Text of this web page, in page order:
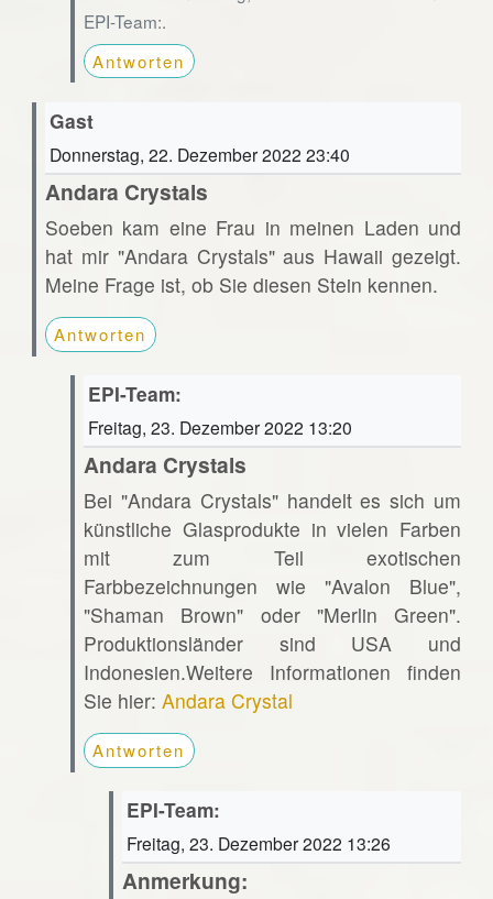
EPI-Team:.
Antworten
Gast
Donnerstag, 22. Dezember 2022 23:40
Andara Crystals
Soeben kam eine Frau in meinen Laden und
hat mir "Andara Crystals" aus Hawaii gezeigt.
Meine Frage ist, ob Sie diesen Stein kennen.
Antworten
EPI-Team:
Freitag, 23. Dezember 2022 13:20
Andara Crystals
Bei "Andara Crystals" handelt es sich um
künstliche Glasprodukte in vielen Farben
mit zum Teil exotischen
Farbbezeichnungen wie "Avalon Blue",
"Shaman Brown" oder "Merlin Green".
Produktionsländer sind USA und
Indonesien.Weitere Informationen finden
Sie hier: Andara Crystal
Antworten
EPI-Team:
Freitag, 23. Dezember 2022 13:26
Anmerkung: